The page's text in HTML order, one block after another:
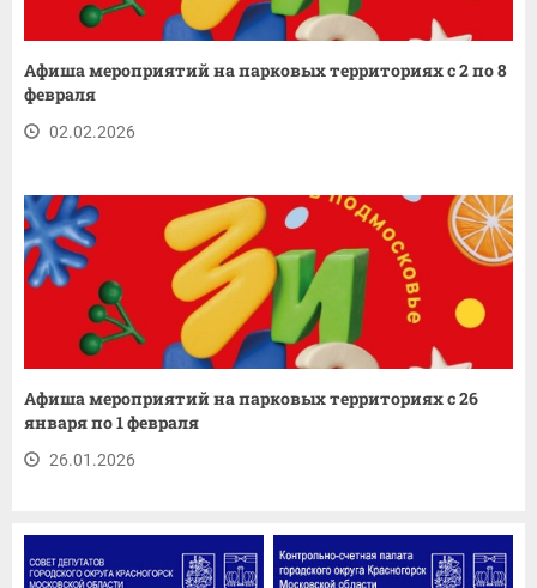
Афиша мероприятий на парковых территориях с 2 по 8
февраля
02.02.2026
Афиша мероприятий на парковых территориях с 26
января по 1 февраля
26.01.2026